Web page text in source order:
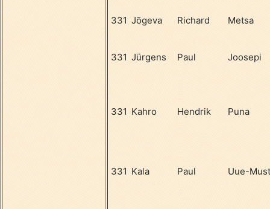
331 Jõgeva Richard Metsa
331 Jürgens Paul Joosepi
331 Kahro Hendrik Puna
331 Kala Paul Uue-